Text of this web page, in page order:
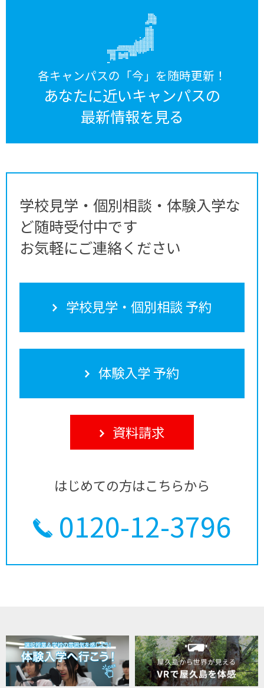
各キャンパスの「今」を随時更新！
あなたに近いキャンパスの
最新情報を見る
学校見学・個別相談・体験入学な
ど随時受付中です
お気軽にご連絡ください
学校見学・個別相談 予約
体験入学 予約
資料請求
はじめての方はこちらから
0120-12-3796